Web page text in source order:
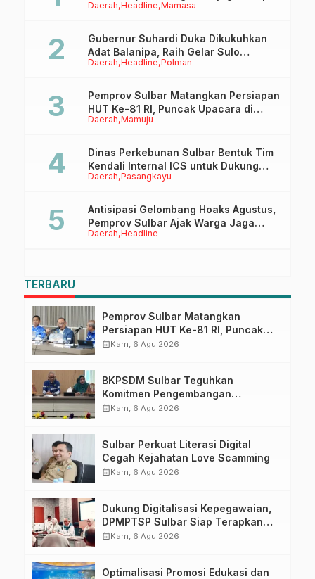
Daerah Headline Mamasa
Anaknya Untuk Menggapai Cita-Cita
Daerah Headline Polman
Gubernur Suhardi Duka Dikukuhkan
Adat Balanipa, Raih Gelar Sulo
Tappidena
Daerah Mamuju
Pemprov Sulbar Matangkan Persiapan
HUT Ke-81 RI, Puncak Upacara di
Lapangan Ahmad Kirang
Daerah Pasangkayu
Dinas Perkebunan Sulbar Bentuk Tim
Kendali Internal ICS untuk Dukung
Sertifikasi ISPO Pekebun di
Daerah Headline
Antisipasi Gelombang Hoaks Agustus,
Pemprov Sulbar Ajak Warga Jaga
Ruang Digital
TERBARU
Pemprov Sulbar Matangkan
Persiapan HUT Ke-81 RI, Puncak
Upacara di Lapangan Ahmad
calendar_monthKam, 6 Agu 2026
BKPSDM Sulbar Teguhkan
Komitmen Pengembangan
Kompetensi ASN melalui
calendar_monthKam, 6 Agu 2026
Sulbar Perkuat Literasi Digital
Cegah Kejahatan Love Scamming
calendar_monthKam, 6 Agu 2026
Dukung Digitalisasi Kepegawaian,
DPMPTSP Sulbar Siap Terapkan
Aplikasi FLEKSI ASN
calendar_monthKam, 6 Agu 2026
Optimalisasi Promosi Edukasi dan